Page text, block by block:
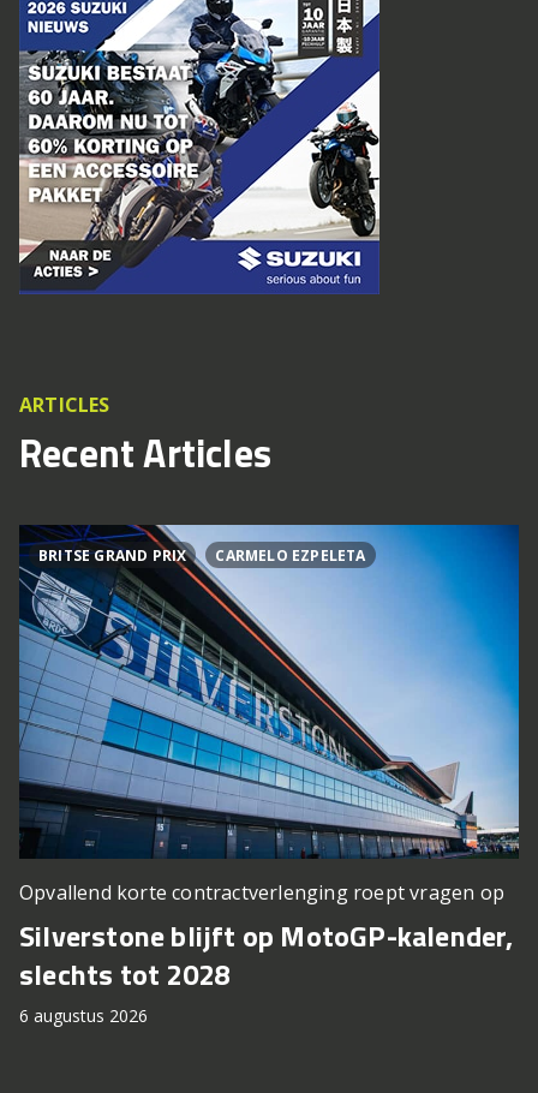
ARTICLES
Recent Articles
BRITSE GRAND PRIX CARMELO EZPELETA
Opvallend korte contractverlenging roept vragen op
Silverstone blijft op MotoGP-kalender,
slechts tot 2028
6 augustus 2026